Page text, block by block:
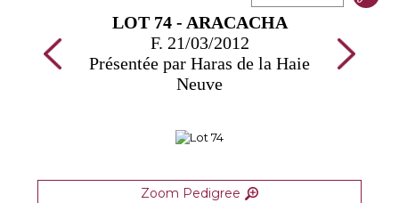
LOT 74 - ARACACHA
F. 21/03/2012
Présentée par Haras de la Haie
Neuve
Zoom Pedigree